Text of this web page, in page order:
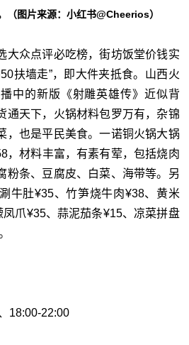
（图片来源：小红书@Cheerios）
大众点评必吃榜，街坊饭堂价钱实
扶墙走”，即大件夹抵食。山西火
中的新版《射雕英雄传》近似背
通天下，火锅材料包罗万有，杂锦
，也是平民美食。一诺铜火锅大锅
，材料丰富，有素有荤，包括烧肉
粉条、豆腐皮、白菜、海带等。另
牛肚¥35、竹笋烧牛肉¥38、黄米
爪¥35、蒜泥茄条¥15、凉菜拼盘
18:00-22:00